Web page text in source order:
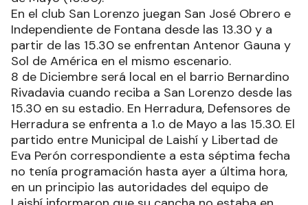
En el club San Lorenzo juegan San José Obrero e
Independiente de Fontana desde las 13.30 y a
partir de las 15.30 se enfrentan Antenor Gauna y
Sol de América en el mismo escenario.
8 de Diciembre será local en el barrio Bernardino
Rivadavia cuando reciba a San Lorenzo desde las
15.30 en su estadio. En Herradura, Defensores de
Herradura se enfrenta a 1.o de Mayo a las 15.30. El
partido entre Municipal de Laishí y Libertad de
Eva Perón correspondiente a esta séptima fecha
no tenía programación hasta ayer a última hora,
en un principio las autoridades del equipo de